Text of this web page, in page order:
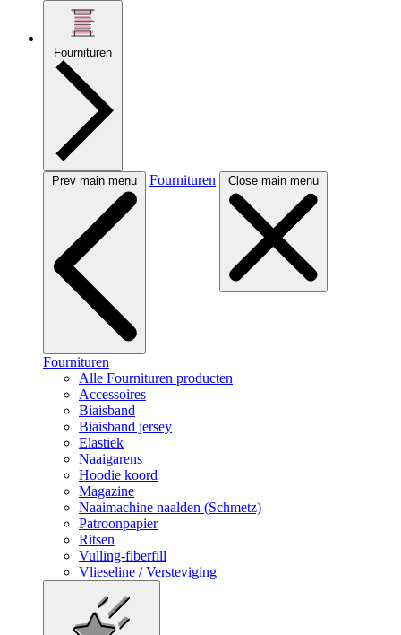
Fournituren
Prev main menu Fournituren Close main menu
Fournituren
Alle Fournituren producten
Accessoires
Biaisband
Biaisband jersey
Elastiek
Naaigarens
Hoodie koord
Magazine
Naaimachine naalden (Schmetz)
Patroonpapier
Ritsen
Vulling-fiberfill
Vlieseline / Versteviging